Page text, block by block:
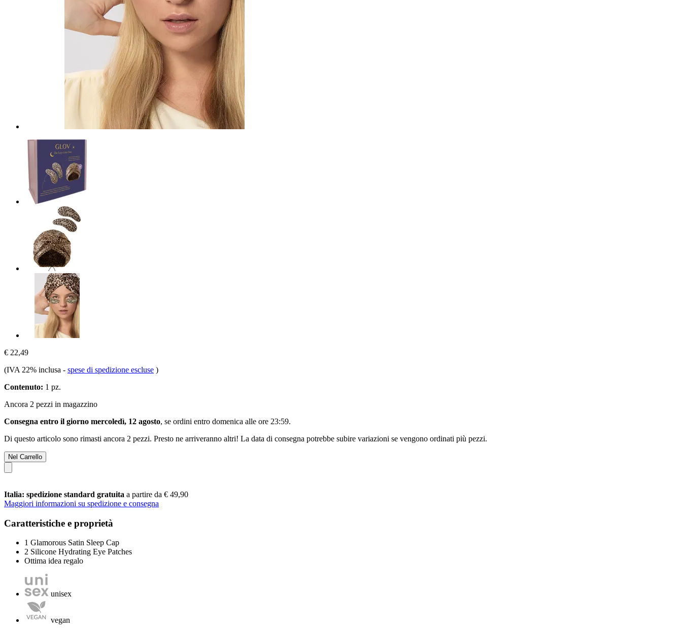
€ 22,49
(IVA 22% inclusa - spese di spedizione escluse )
Contenuto: 1 pz.
Ancora 2 pezzi in magazzino
Consegna entro il giorno mercoledì, 12 agosto, se ordini entro domenica alle ore 23:59.
Di questo articolo sono rimasti ancora 2 pezzi. Presto ne arriveranno altri! La data di consegna potrebbe subire variazioni se vengono ordinati più pezzi.
Nel Carrello
Italia: spedizione standard gratuita a partire da € 49,90
Maggiori informazioni su spedizione e consegna
Caratteristiche e proprietà
1 Glamorous Satin Sleep Cap
2 Silicone Hydrating Eye Patches
Ottima idea regalo
unisex
vegan